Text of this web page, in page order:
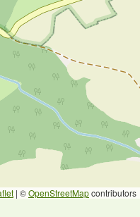
| ©OpenStreetMapcontributors